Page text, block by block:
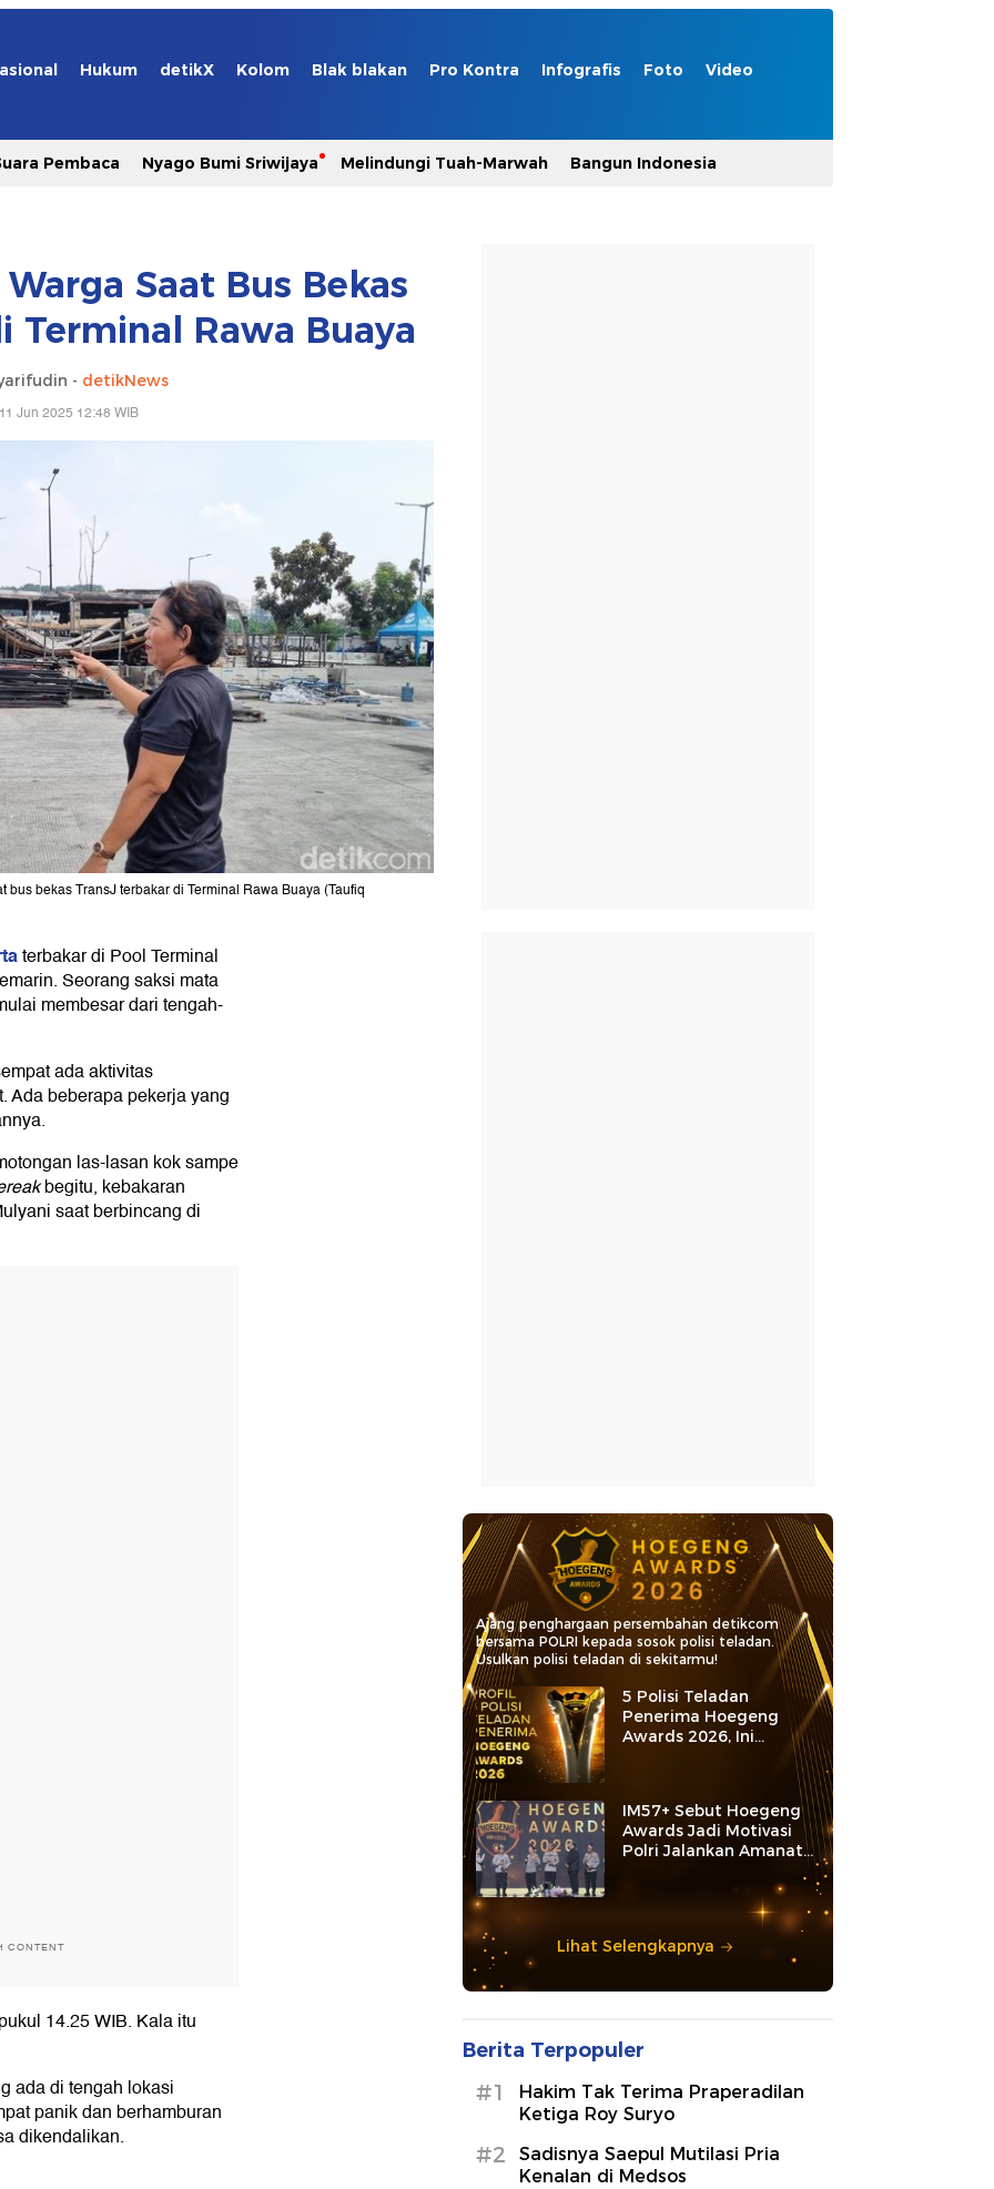
Hukum detikX Kolom Blak blakan Pro Kontra Infografis Foto Video
Pembaca Nyago Bumi Sriwijaya Melindungi Tuah-Marwah Bangun Indonesia
Saat Bus Bekas
Terminal Rawa Buaya
- detikNews
Jun 2025 12:48 WIB
bekas TransJ terbakar di Terminal Rawa Buaya (Taufiq
terbakar di Pool Terminal
Seorang saksi mata
membesar dari tengah-
ada aktivitas
Ada beberapa pekerja yang
las-lasan kok sampe
begitu, kebakaran
saat berbincang di
CONTENT
14.25 WIB. Kala itu
ada di tengah lokasi
panik dan berhamburan
dikendalikan.
Ajang penghargaan persembahan detikcom
bersama POLRI kepada sosok polisi teladan.
Usulkan polisi teladan di sekitarmu!
5 Polisi Teladan
Penerima Hoegeng
Awards 2026, Ini
Kategori dan Kiprahnya
IM57+ Sebut Hoegeng
Awards Jadi Motivasi
Polri Jalankan Amanat
Lihat Selengkapnya
Berita Terpopuler
#1
Hakim Tak Terima Praperadilan
Ketiga Roy Suryo
#2
Sadisnya Saepul Mutilasi Pria
Kenalan di Medsos